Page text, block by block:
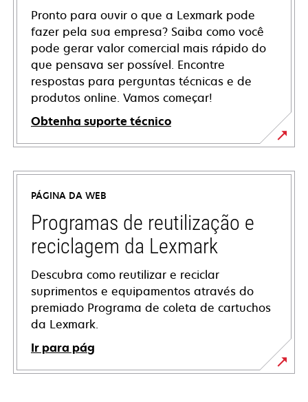
Pronto para ouvir o que a Lexmark pode
fazer pela sua empresa? Saiba como você
pode gerar valor comercial mais rápido do
que pensava ser possível. Encontre
respostas para perguntas técnicas e de
produtos online. Vamos começar!
Obtenha suporte técnico
abre
em
nova
guia
PÁGINA DA WEB
Programas de reutilização e
reciclagem da Lexmark
Descubra como reutilizar e reciclar
suprimentos e equipamentos através do
premiado Programa de coleta de cartuchos
da Lexmark.
Ir para pág